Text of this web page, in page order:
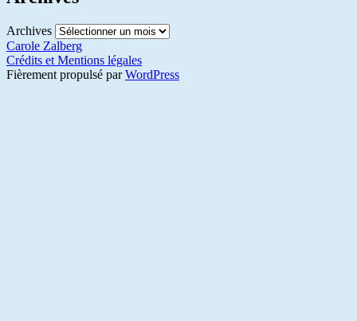
Archives
Carole Zalberg
Crédits et Mentions légales
Fièrement propulsé parWordPress